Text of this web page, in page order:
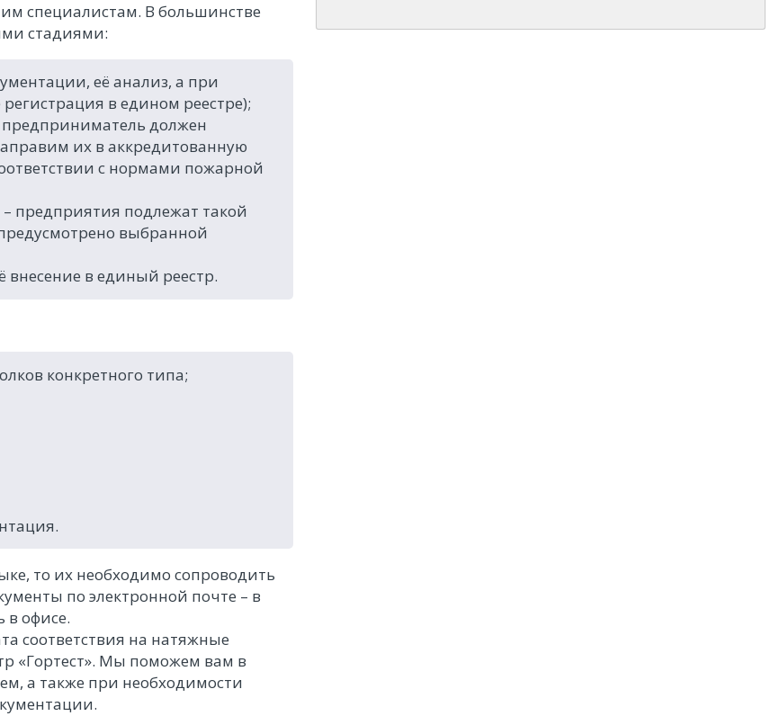
специалистам. В большинстве
стадиями:
её анализ, а при
в едином реестре);
должен
их в аккредитованную
с нормами пожарной
предприятия подлежат такой
выбранной
в единый реестр.
конкретного типа;
то их необходимо сопроводить
по электронной почте – в
в офисе.
соответствия на натяжные
«Гортест». Мы поможем вам в
а также при необходимости